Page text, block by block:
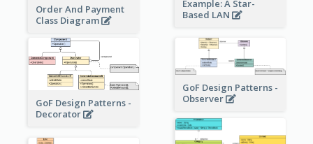
Order And Payment
Class Diagram
Example: A Star-
Based LAN
GoF Design Patterns -
Decorator
GoF Design Patterns -
Observer